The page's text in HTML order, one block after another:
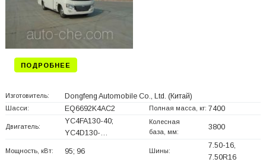
ПОДРОБНЕЕ
Изготовитель: Dongfeng Automobile Co., Ltd. (Китай)
Шасси: EQ6692K4AC2 Полная масса, кг: 7400
Двигатель:
YC4FA130-40;
YC4D130-…
Колесная
база, мм:
3800
Мощность, кВт: 95; 96 Шины:
7.50-16,
7.50R16